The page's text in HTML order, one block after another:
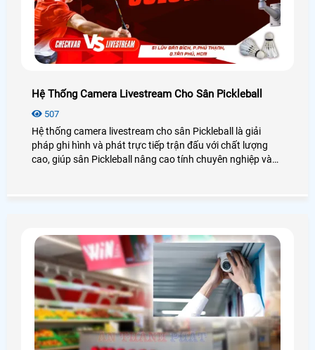
Hệ Thống Camera Livestream Cho Sân Pickleball
507
Hệ thống camera livestream cho sân Pickleball là giải
pháp ghi hình và phát trực tiếp trận đấu với chất lượng
cao, giúp sân Pickleball nâng cao tính chuyên nghiệp và